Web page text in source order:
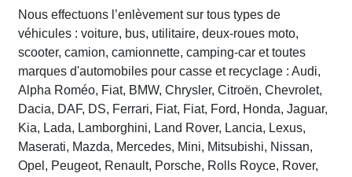
Nous effectuons l’enlèvement sur tous types de
véhicules : voiture, bus, utilitaire, deux-roues moto,
scooter, camion, camionnette, camping-car et toutes
marques d'automobiles pour casse et recyclage : Audi,
Alpha Roméo, Fiat, BMW, Chrysler, Citroën, Chevrolet,
Dacia, DAF, DS, Ferrari, Fiat, Fiat, Ford, Honda, Jaguar,
Kia, Lada, Lamborghini, Land Rover, Lancia, Lexus,
Maserati, Mazda, Mercedes, Mini, Mitsubishi, Nissan,
Opel, Peugeot, Renault, Porsche, Rolls Royce, Rover,